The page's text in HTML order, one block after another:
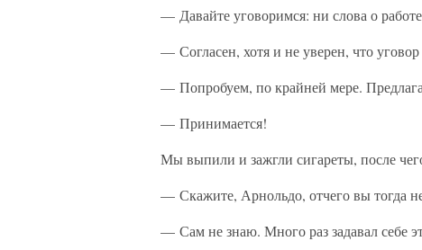
— Давайте уговоримся: ни слова о
— Согласен, хотя и не уверен, что уговор
— Попробуем, по крайней мере.
— Принимается!
Мы выпили и зажгли сигареты, после
— Скажите, Арнольдо, отчего вы тогда
— Сам не знаю. Много раз задавал себе